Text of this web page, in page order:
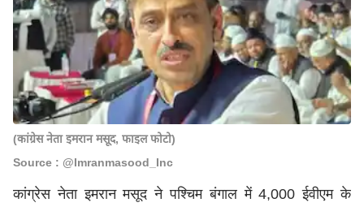
(कांग्रेस नेता इमरान मसूद, फाइल फोटो)
Source : @Imranmasood_Inc
कांग्रेस नेता इमरान मसूद ने पश्चिम बंगाल में 4,000 ईवीएम के